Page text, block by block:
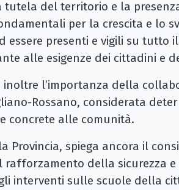
tutela del territorio e la
per la crescita e lo
essere presenti e vigili su tutto
alle esigenze dei cittadini e
inoltre l’importanza della
Rossano, considerata
concrete alle comunità.
Provincia, spiega ancora il
rafforzamento della sicurezza
interventi sulle scuole della